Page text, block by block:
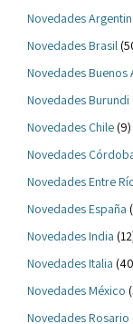
Novedades
Novedades Brasil
Novedades Buenos
Novedades Burundi
Novedades Chile (9)
Novedades
Novedades Entre
Novedades España
Novedades India
Novedades Italia
Novedades México
Novedades Rosario